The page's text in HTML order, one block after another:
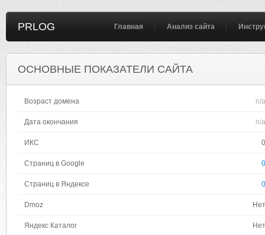
PRLOG Главная Анализ сайта
ОСНОВНЫЕ ПОКАЗАТЕЛИ САЙТА
Возраст домена n/a
Дата окончания n/a
ИКС 0
Страниц в Google 0
Страниц в Яндексе 0
Dmoz Нет
Яндекс Каталог Нет